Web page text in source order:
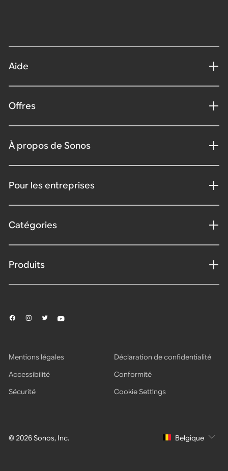
Aide
Offres
À propos de Sonos
Pour les entreprises
Catégories
Produits
© 2026 Sonos, Inc.
Mentions légales
Déclaration de confidentialité
Accessibilité
Conformité
Sécurité
Cookie Settings
Belgique